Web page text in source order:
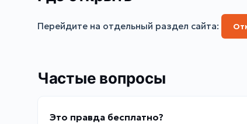
Перейдите на отдельный раздел сайта:
Частые вопросы
Это правда бесплатно?